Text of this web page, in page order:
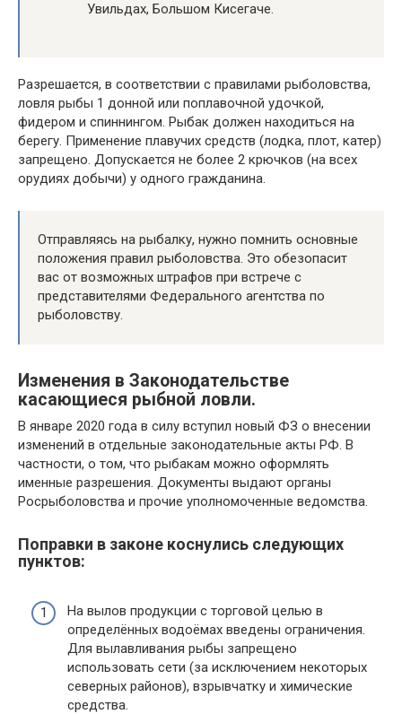
Увильдах, Большом Кисегаче.
Разрешается, в соответствии с правилами рыболовства,
ловля рыбы 1 донной или поплавочной удочкой,
фидером и спиннингом. Рыбак должен находиться на
берегу. Применение плавучих средств (лодка, плот, катер)
запрещено. Допускается не более 2 крючков (на всех
орудиях добычи) у одного гражданина.
Отправляясь на рыбалку, нужно помнить основные
положения правил рыболовства. Это обезопасит
вас от возможных штрафов при встрече с
представителями Федерального агентства по
рыболовству.
Изменения в Законодательстве
касающиеся рыбной ловли.
В январе 2020 года в силу вступил новый ФЗ о внесении
изменений в отдельные законодательные акты РФ. В
частности, о том, что рыбакам можно оформлять
именные разрешения. Документы выдают органы
Росрыболовства и прочие уполномоченные ведомства.
Поправки в законе коснулись следующих
пунктов:
На вылов продукции с торговой целью в
определённых водоёмах введены ограничения.
Для вылавливания рыбы запрещено
использовать сети (за исключением некоторых
северных районов), взрывчатку и химические
средства.